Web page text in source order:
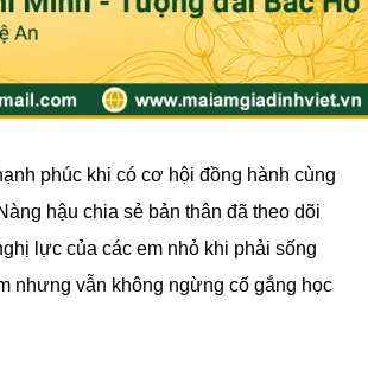
phúc khi có cơ hội đồng hành cùng
hậu chia sẻ bản thân đã theo dõi
lực của các em nhỏ khi phải sống
nhưng vẫn không ngừng cố gắng học